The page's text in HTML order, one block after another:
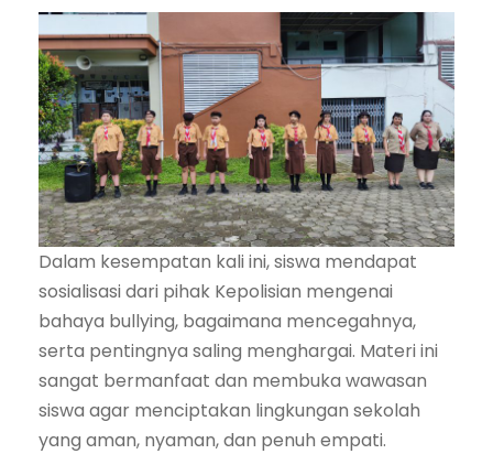
Dalam kesempatan kali ini, siswa mendapat
sosialisasi dari pihak Kepolisian mengenai
bahaya bullying, bagaimana mencegahnya,
serta pentingnya saling menghargai. Materi ini
sangat bermanfaat dan membuka wawasan
siswa agar menciptakan lingkungan sekolah
yang aman, nyaman, dan penuh empati.